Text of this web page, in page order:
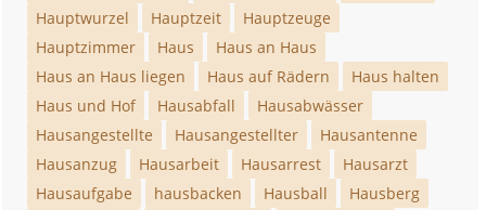
Hauptwurzel
Hauptzeit
Hauptzeuge
Hauptzimmer
Haus
Haus an Haus
Haus an Haus liegen
Haus auf Rädern
Haus halten
Haus und Hof
Hausabfall
Hausabwässer
Hausangestellte
Hausangestellter
Hausantenne
Hausanzug
Hausarbeit Hausarrest
Hausarzt
Hausaufgabe
hausbacken Hausball
Hausberg